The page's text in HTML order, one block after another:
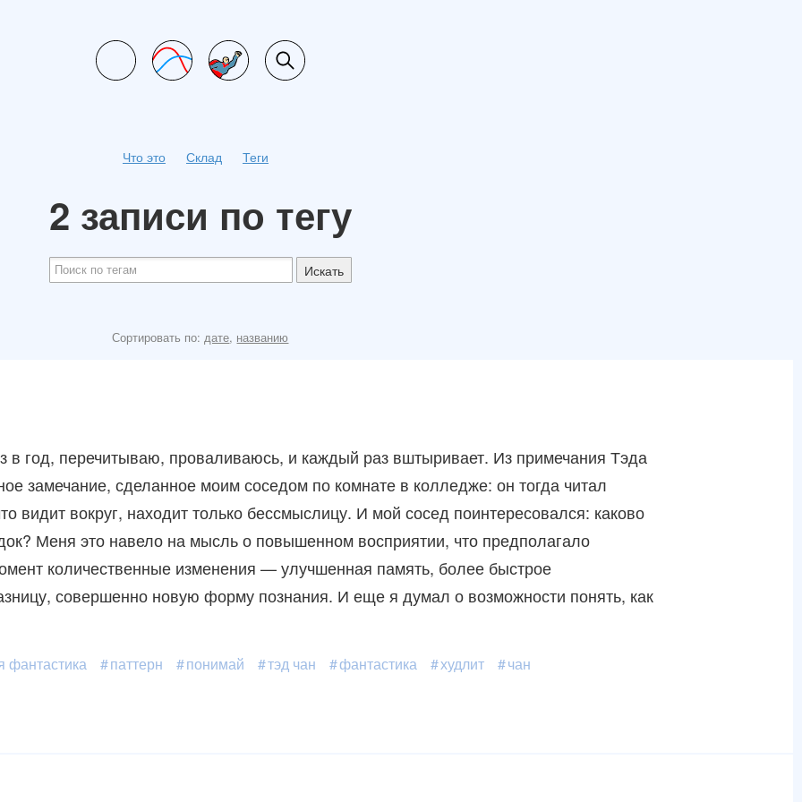
Что это Склад Теги
2 записи по тегу
Искать
Сортировать по:дате, названию
в год, перечитываю, проваливаюсь, и каждый раз вштыривает. Из примечания Тэда
замечание, сделанное моим соседом по комнате в колледже: он тогда читал
видит вокруг, находит только бессмыслицу. И мой сосед поинтересовался: каково
Меня это навело на мысль о повышенном восприятии, что предполагало
количественные изменения — улучшенная память, более быстрое
совершенно новую форму познания. И еще я думал о возможности понять, как
фантастика паттерн понимай тэд чан фантастика худлит чан